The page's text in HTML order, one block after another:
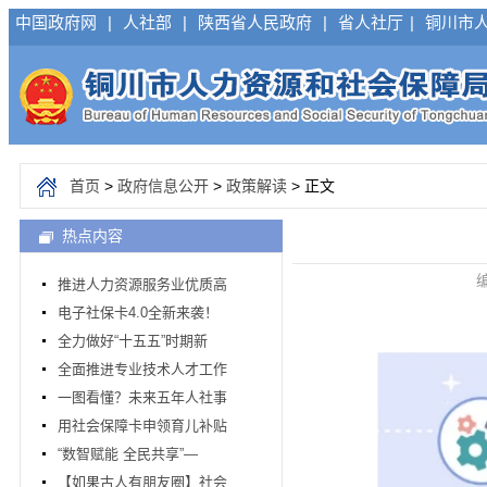
中国政府网 | 人社部 | 陕西省人民政府 | 省人社厅 | 铜川市
首页 > 政府信息公开 > 政策解读 > 正文
热点内容
推进人力资源服务业优质高
电子社保卡4.0全新来袭！
全力做好“十五五”时期新
全面推进专业技术人才工作
一图看懂？未来五年人社事
用社会保障卡申领育儿补贴
“数智赋能 全民共享”—
【如果古人有朋友圈】社会